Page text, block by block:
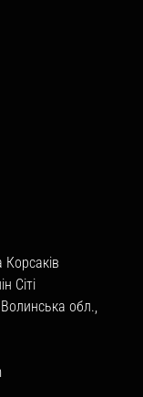
Корсаків
Сіті
обл.,